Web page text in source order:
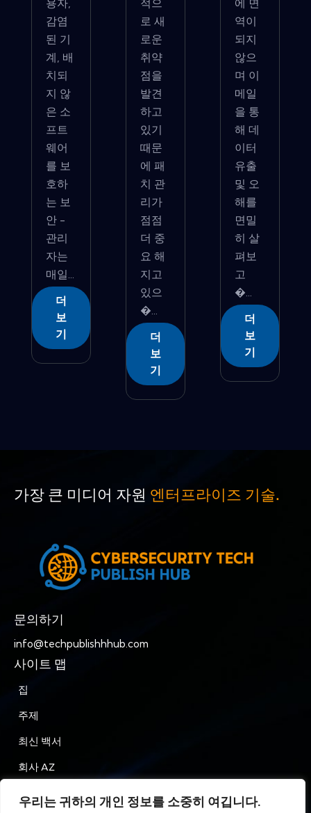
우리는 귀하의 개인 정보를 소중히 여깁니다.
감염
된 기
계, 배
치되
지 않
은 소
프트
웨어
를 보
호하
는 보
안 -
관리
자는
매일...
더
보
기
로 새
로운
취약
점을
발견
하고
있기
때문
에 패
치 관
리가
점점
더 중
요 해
지고
있으
�...
더
보
기
역이
되지
않으
며 이
메일
을 통
해 데
이터
유출
및 오
해를
면밀
히 살
펴보
고
�...
더
보
기
가장 큰 미디어 자원 엔터프라이즈 기술.
문의하기
info@techpublishhhub.com
사이트 맵
집
주제
최신 백서
회사 AZ
문의하기